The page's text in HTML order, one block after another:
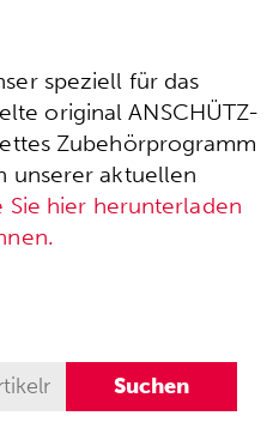
speziell für das
original ANSCHÜTZ-
Zubehörprogramm
unserer aktuellen
Sie hier herunterladen